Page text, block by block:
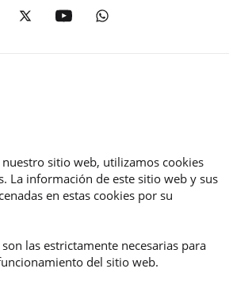
sitio web, utilizamos cookies
La información de este sitio web y sus
en estas cookies por su
las estrictamente necesarias para
del sitio web.